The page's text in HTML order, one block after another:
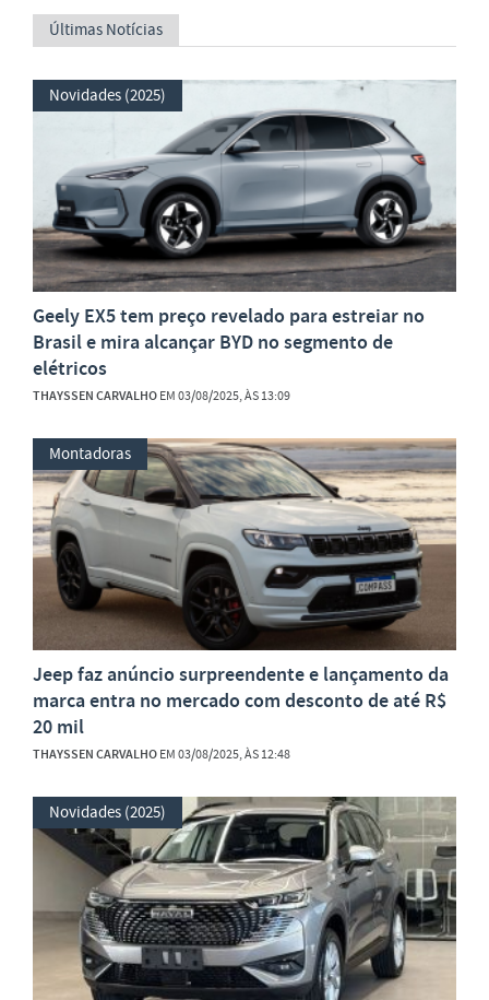
Últimas Notícias
Novidades (2025)
Geely EX5 tem preço revelado para estreiar no
Brasil e mira alcançar BYD no segmento de
elétricos
THAYSSEN CARVALHOEM 03/08/2025, ÀS 13:09
Montadoras
Jeep faz anúncio surpreendente e lançamento da
marca entra no mercado com desconto de até R$
20 mil
THAYSSEN CARVALHOEM 03/08/2025, ÀS 12:48
Novidades (2025)